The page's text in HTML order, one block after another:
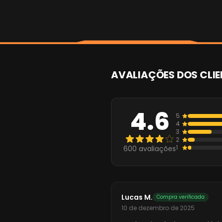
AVALIAÇÕES DOS
4.6
600 avaliações
5
4
3
2
1
Lucas M. Compra verificada
10 de dezembro de 2025